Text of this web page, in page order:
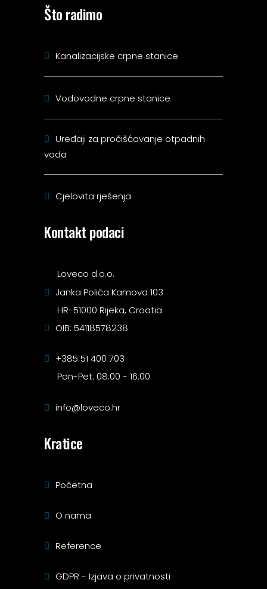
Što radimo
Kanalizacijske crpne stanice
Vodovodne crpne stanice
Uređaji za pročišćavanje otpadnih
voda
Cjelovita rješenja
Kontakt podaci
Loveco d.o.o.
Janka Polića Kamova 103
HR-51000 Rijeka, Croatia
OIB: 54118578238
+385 51 400 703
Pon-Pet: 08:00 - 16:00
info@loveco.hr
Kratice
Početna
O nama
Reference
GDPR - Izjava o privatnosti